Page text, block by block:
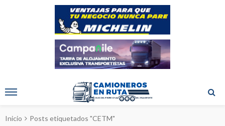
Inicio Posts etiquetados "CETM"